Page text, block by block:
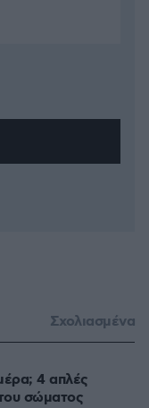
Σχολιασμένα
4 απλές
σώματος